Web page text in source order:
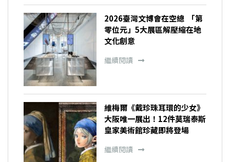
2026臺灣文博會在空總 「第
零位元」5大展區解壓縮在地
文化創意
繼續閱讀
維梅爾《戴珍珠耳環的少女》
大阪唯一展出！12件莫瑞泰斯
皇家美術館珍藏即將登場
繼續閱讀